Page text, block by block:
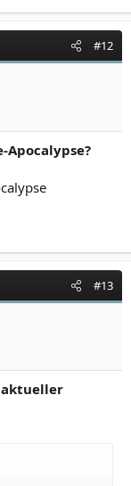
#12
Apocalypse?
#13
aktueller